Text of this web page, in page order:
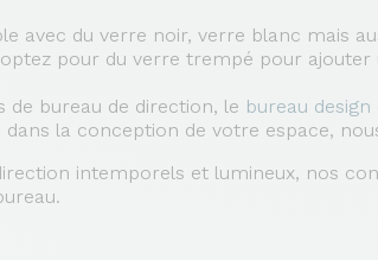
avec du verre noir, verre blanc mais
pour du verre trempé pour ajouter
de bureau de direction, le bureau design
la conception de votre espace,
intemporels et lumineux, nos